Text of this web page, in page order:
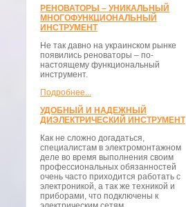
РЕНОВАТОРЫ – УНИКАЛЬНЫЙ
МНОГОФУНКЦИОНАЛЬНЫЙ
ИНСТРУМЕНТ
Не так давно на украинском рынке
появились реноваторы – по-
настоящему функциональный
инструмент.
Подробнее...
УДОБНЫЙ И НАДЕЖНЫЙ
ДИЭЛЕКТРИЧЕСКИЙ ИНСТРУМЕНТ
Как не сложно догадаться,
специалистам в электромонтажном
деле во время выполнения своим
профессиональных обязанностей
очень часто приходится работать с
электроникой, а так же техникой и
приборами, что подключены к